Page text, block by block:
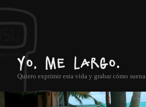
Yo, me largo.
Quiero exprimir esta vida y grabar cómo suena